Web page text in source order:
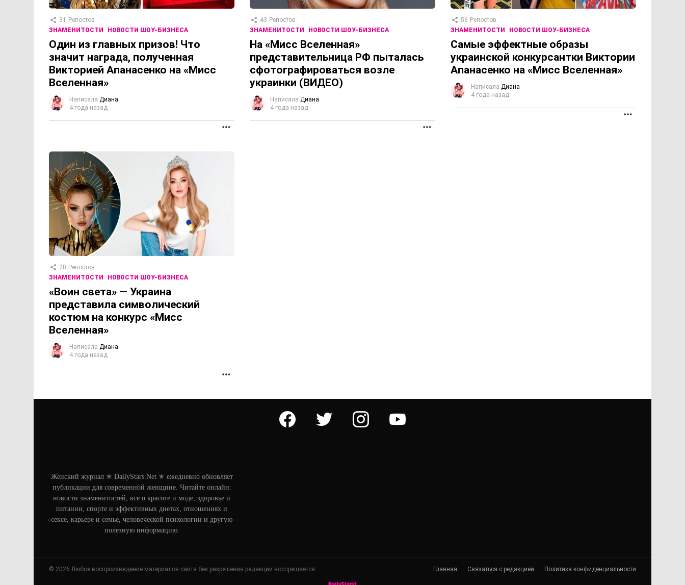
31 Репостов
ЗНАМЕНИТОСТИ
НОВОСТИ ШОУ-БИЗНЕСА
Один из главных призов! Что
значит награда, полученная
Викторией Апанасенко на «Мисс
Вселенная»
Написала Диана
4 года назад
43 Репостов
ЗНАМЕНИТОСТИ
НОВОСТИ ШОУ-БИЗНЕСА
На «Мисс Вселенная»
представительница РФ пыталась
сфотографироваться возле
украинки (ВИДЕО)
Написала Диана
4 года назад
56 Репостов
ЗНАМЕНИТОСТИ
НОВОСТИ ШОУ-БИЗНЕСА
Самые эффектные образы
украинской конкурсантки Виктории
Апанасенко на «Мисс Вселенная»
Написала Диана
4 года назад
28 Репостов
ЗНАМЕНИТОСТИ
НОВОСТИ ШОУ-БИЗНЕСА
«Воин света» — Украина
представила символический
костюм на конкурс «Мисс
Вселенная»
Написала Диана
4 года назад
facebook twitter instagram
Женский журнал ✭ DailyStars.Net ✭ ежедневно обновляет
публикации для современной женщине. Читайте онлайн:
новости знаменитостей, все о красоте и моде, здоровье и
питании, спорте и эффективных диетах, отношениях и
сексе, карьере и семье, человеческой психологии и другую
полезную информацию.
© 2026 Любое воспроизведение материалов сайта без разрешения редакции воспрещается. Главная Связаться с редакцией Политика конфиденциальности